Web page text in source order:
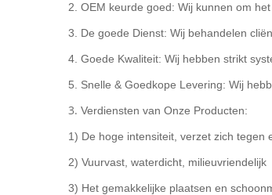
2. OEM keurde goed: Wij kunnen om
3. De goede Dienst: Wij behandelen
4. Goede Kwaliteit: Wij hebben strikt
5. Snelle & Goedkope Levering: Wij
3. Verdiensten van Onze Producten:
1) De hoge intensiteit, verzet zich tegen
2) Vuurvast, waterdicht, milieuvriendelijk
3) Het gemakkelijke plaatsen en